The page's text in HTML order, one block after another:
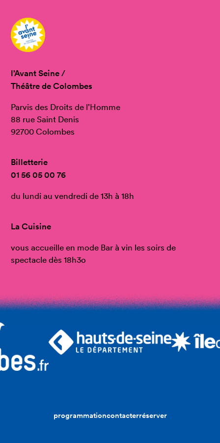
l’Avant Seine /
Théâtre de Colombes
Parvis des Droits de l’Homme
88 rue Saint Denis
92700 Colombes
Billetterie
01 56 05 00 76
du lundi au vendredi de 13h à 18h
La Cuisine
vous accueille en mode Bar à vin les soirs de
spectacle dès 18h3o
programmationcontacterréserver